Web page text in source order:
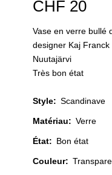
CHF 20
Vase en verre bullé
designer Kaj
Nuutajärvi
Très bon état
Style: Scandinave
Matériau: Verre
État: Bon état
Couleur: